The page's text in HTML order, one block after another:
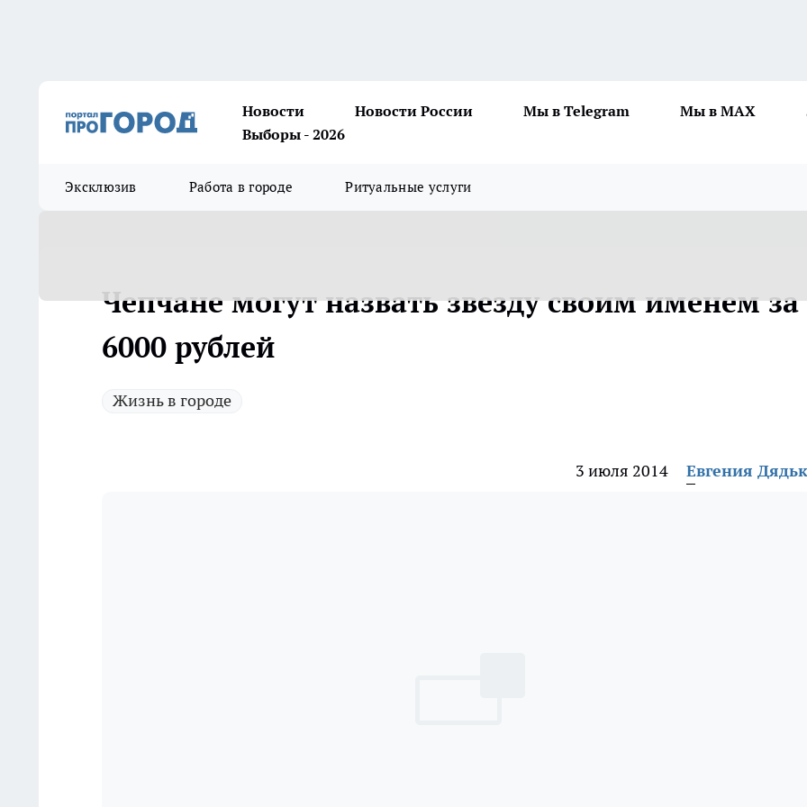
Новости Новости России Мы в Telegram Мы в MAX
Выборы - 2026
Эксклюзив Работа в городе Ритуальные услуги
Чепчане могут назвать звезду своим именем за
6000 рублей
Жизнь в городе
3 июля 2014 Евгения